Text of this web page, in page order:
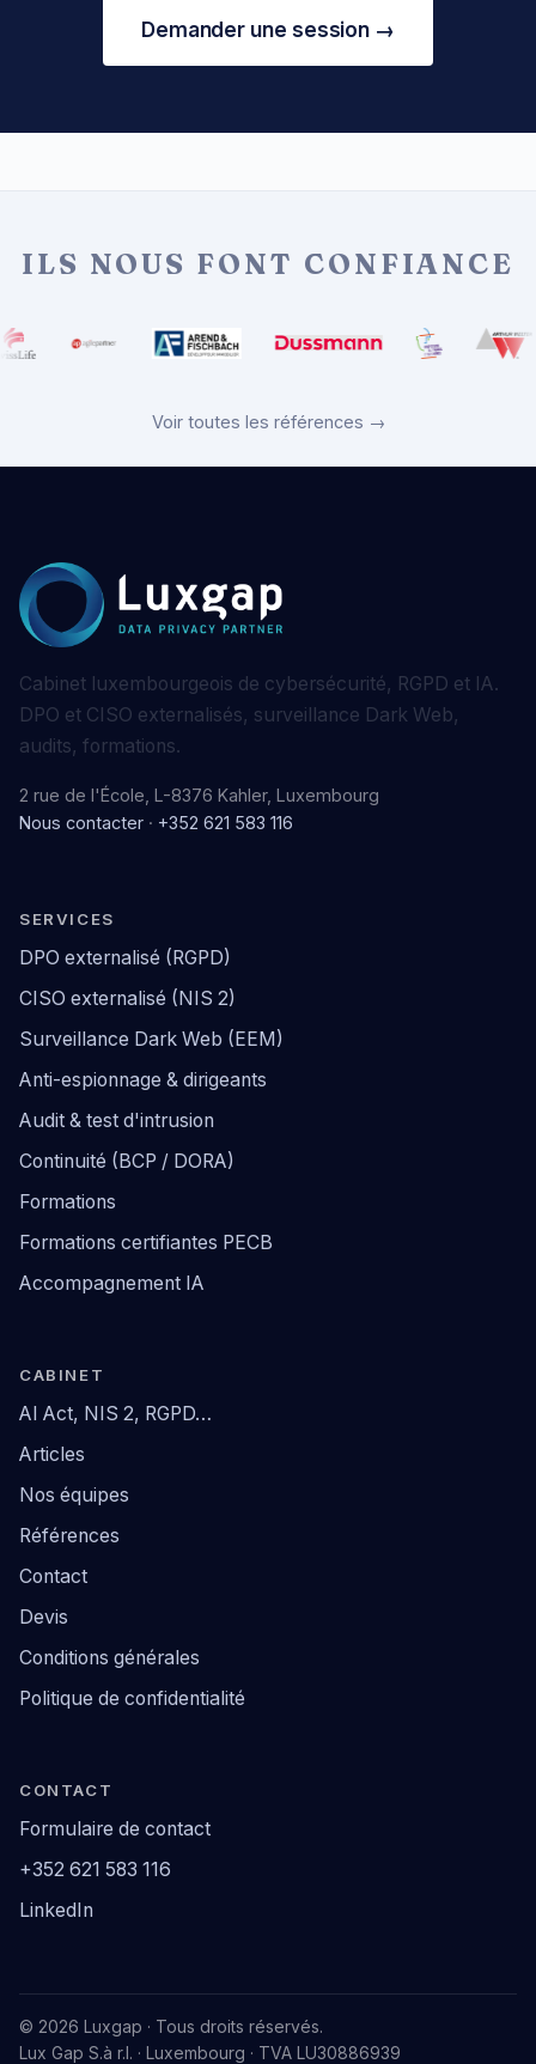
Demander une session →
ILS NOUS FONT CONFIANCE
Voir toutes les références →
Cabinet luxembourgeois de cybersécurité, RGPD et IA.
DPO et CISO externalisés, surveillance Dark Web,
audits, formations.
2 rue de l'École, L-8376 Kahler, Luxembourg
Nous contacter · +352 621 583 116
SERVICES
DPO externalisé (RGPD)
CISO externalisé (NIS 2)
Surveillance Dark Web (EEM)
Anti-espionnage & dirigeants
Audit & test d'intrusion
Continuité (BCP / DORA)
Formations
Formations certifiantes PECB
Accompagnement IA
CABINET
AI Act, NIS 2, RGPD…
Articles
Nos équipes
Références
Contact
Devis
Conditions générales
Politique de confidentialité
CONTACT
Formulaire de contact
+352 621 583 116
LinkedIn
© 2026 Luxgap · Tous droits réservés.
Lux Gap S.à r.l. · Luxembourg · TVA LU30886939